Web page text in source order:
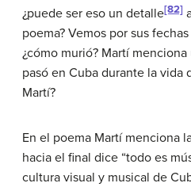
¿puede ser eso un detalle[82]
poema? Vemos por sus
¿cómo murió? Martí
pasó en Cuba durante la vida
Martí?
En el poema Martí menciona
hacia el final dice “todo es
cultura visual y musical de